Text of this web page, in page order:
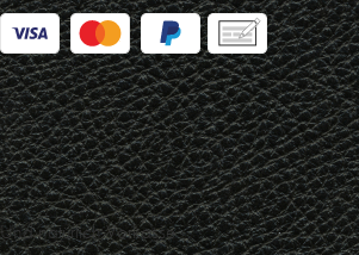
Und natürlich Vorkasse